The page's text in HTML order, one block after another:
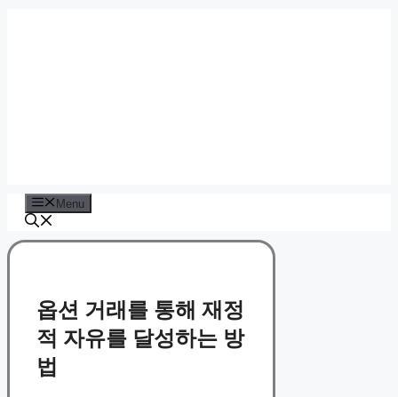
Menu
옵션 거래를 통해 재정
적 자유를 달성하는 방
법